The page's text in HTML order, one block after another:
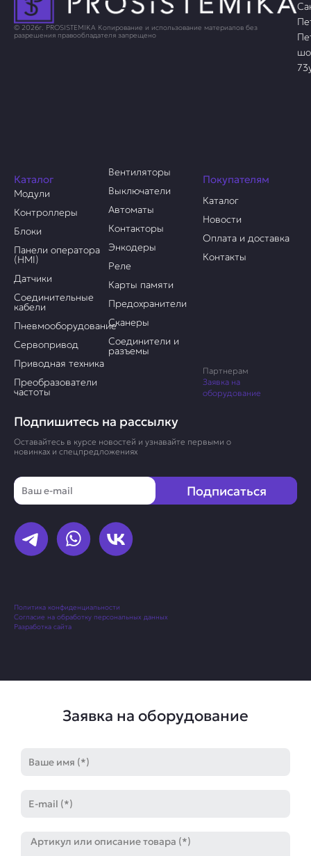
© 2026г. PROSISTEMIKA Копирование и использование материалов без
разрешения правообладателя запрещено
Подпишитесь на рассылку
Оставайтесь в курсе новостей и узнавайте первыми о
новинках и спецпредложениях
Email
Подписаться
Политика конфиденциальности
Согласие на обработку персональных данных
Разработка сайта
Каталог
Модули
Контроллеры
Блоки
Панели оператора
(HMI)
Датчики
Соединительные
кабели
Пневмооборудование
Сервопривод
Приводная техника
Преобразователи
частоты
Вентиляторы
Выключатели
Автоматы
Контакторы
Энкодеры
Реле
Карты памяти
Предохранители
Сканеры
Соединители и
разъемы
Покупателям
Каталог
Новости
Оплата и доставка
Контакты
Партнерам
Заявка на
оборудование
Заявка на оборудование
mail
Артикул